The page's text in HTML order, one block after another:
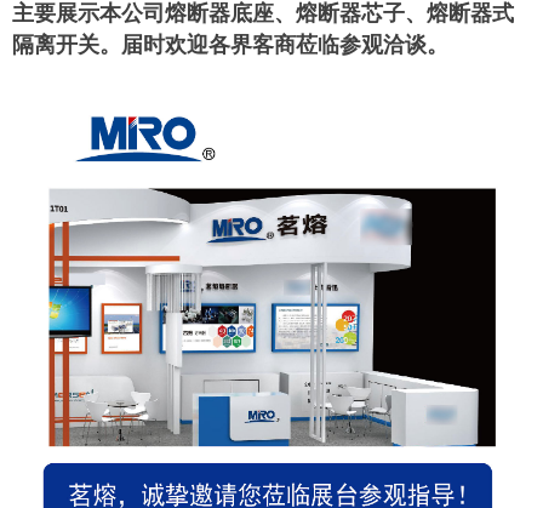
主要展示本公司熔断器底座、熔断器芯子、熔断器式
隔离开关。届时欢迎各界客商莅临参观洽谈。